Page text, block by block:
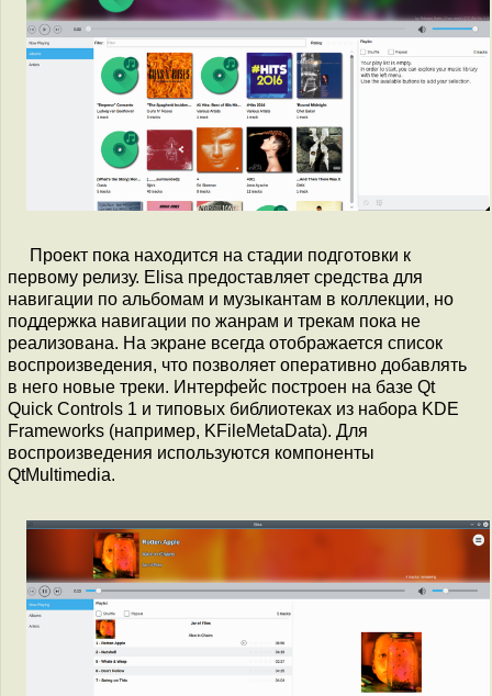
Проект пока находится на стадии подготовки к
первому релизу. Elisa предоставляет средства для
навигации по альбомам и музыкантам в коллекции, но
поддержка навигации по жанрам и трекам пока не
реализована. На экране всегда отображается список
воспроизведения, что позволяет оперативно добавлять
в него новые треки. Интерфейс построен на базе Qt
Quick Controls 1 и типовых библиотеках из набора KDE
Frameworks (например, KFileMetaData). Для
воспроизведения используются компоненты
QtMultimedia.